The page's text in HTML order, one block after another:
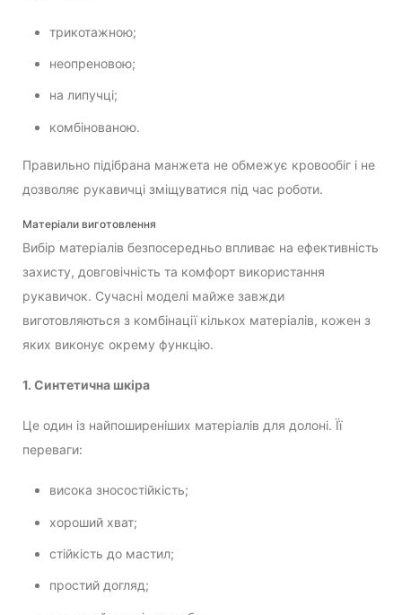
трикотажною;
неопреновою;
на липучці;
комбінованою.
Правильно підібрана манжета не обмежує кровообіг і не
дозволяє рукавичці зміщуватися під час роботи.
Матеріали виготовлення
Вибір матеріалів безпосередньо впливає на ефективність
захисту, довговічність та комфорт використання
рукавичок. Сучасні моделі майже завжди
виготовляються з комбінації кількох матеріалів, кожен з
яких виконує окрему функцію.
1. Синтетична шкіра
Це один із найпоширеніших матеріалів для долоні. Її
переваги:
висока зносостійкість;
хороший хват;
стійкість до мастил;
простий догляд;